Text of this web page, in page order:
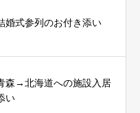
婚式参列のお付き添い
森→北海道への施設入居
い